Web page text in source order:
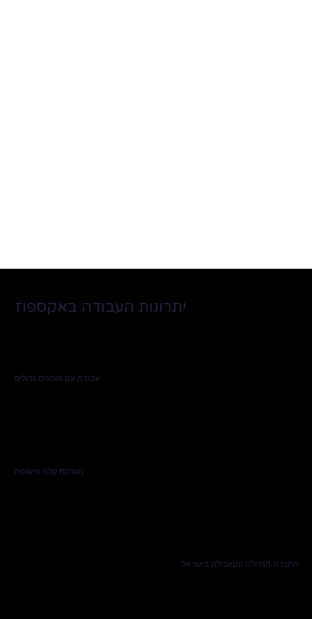
יתרונות העבודה באקספוז
עבודה עם מותגים גדולים
מערכת קלה ופשוטה
החברה הגדולה והמובילה בישראל